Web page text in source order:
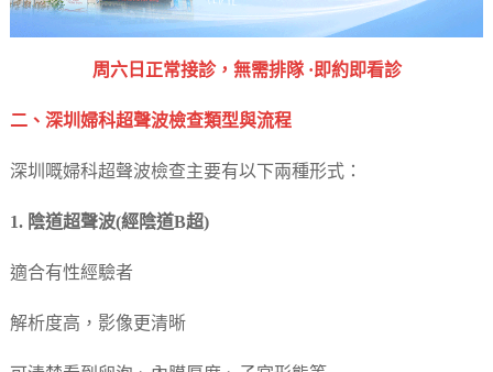
周六日正常接診，無需排隊 ·即約即看診
二、深圳婦科超聲波檢查類型與流程
深圳嘅婦科超聲波檢查主要有以下兩種形式：
1. 陰道超聲波(經陰道B超)
適合有性經驗者
解析度高，影像更清晰